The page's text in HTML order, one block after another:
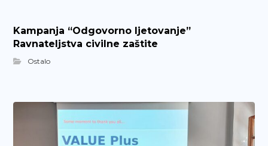
Kampanja “Odgovorno ljetovanje”
Ravnateljstva civilne zaštite
Ostalo